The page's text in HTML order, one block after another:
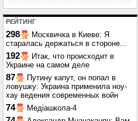
РЕЙТИНГ
298
Москвичка в Киеве: Я
старалась держаться в стороне...
192
Итак, что происходит в
Украине на самом деле
87
Путину капут, он попал в
ловушку: Украина применила ноу-
хау ведения современных войн
74 Медіашкола-4